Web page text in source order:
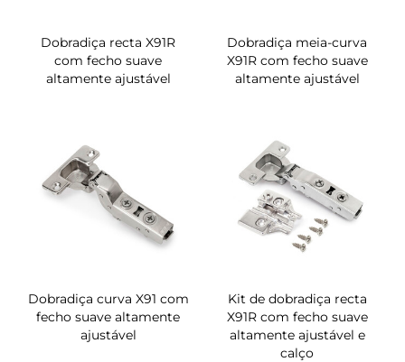
Dobradiça recta X91R
com fecho suave
altamente ajustável
Dobradiça meia-curva
X91R com fecho suave
altamente ajustável
Dobradiça curva X91 com
fecho suave altamente
ajustável
Kit de dobradiça recta
X91R com fecho suave
altamente ajustável e
calço